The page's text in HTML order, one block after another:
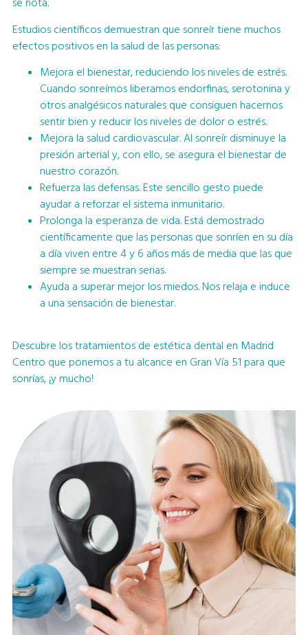
Estudios científicos demuestran que sonreír tiene muchos
efectos positivos en la salud de las personas:
Mejora el bienestar, reduciendo los niveles de estrés.
Cuando sonreímos liberamos endorfinas, serotonina y
otros analgésicos naturales que consiguen hacernos
sentir bien y reducir los niveles de dolor o estrés.
Mejora la salud cardiovascular. Al sonreír disminuye la
presión arterial y, con ello, se asegura el bienestar de
nuestro corazón.
Refuerza las defensas. Este sencillo gesto puede
ayudar a reforzar el sistema inmunitario.
Prolonga la esperanza de vida. Está demostrado
científicamente que las personas que sonríen en su día
a día viven entre 4 y 6 años más de media que las que
siempre se muestran serias.
Ayuda a superar mejor los miedos. Nos relaja e induce
a una sensación de bienestar.
Descubre los tratamientos de estética dental en Madrid
Centro que ponemos a tu alcance en Gran Vía 51 para que
sonrías, ¡y mucho!